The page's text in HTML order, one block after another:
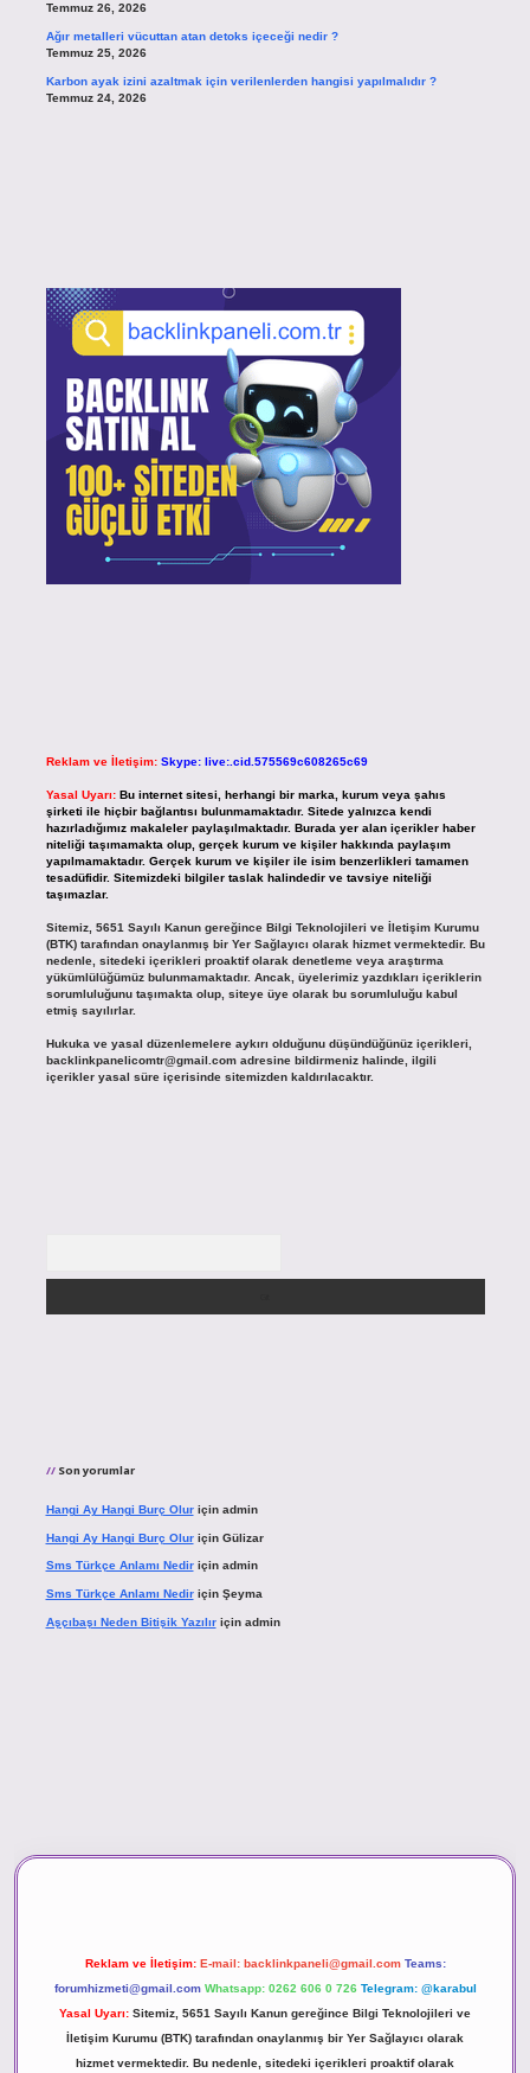
Temmuz 26, 2026
Ağır metalleri vücuttan atan detoks içeceği nedir ?
Temmuz 25, 2026
Karbon ayak izini azaltmak için verilenlerden hangisi yapılmalıdır ?
Temmuz 24, 2026
Reklam ve İletişim: Skype: live:.cid.575569c608265c69
Yasal Uyarı: Bu internet sitesi, herhangi bir marka, kurum veya şahıs
şirketi ile hiçbir bağlantısı bulunmamaktadır. Sitede yalnızca kendi
hazırladığımız makaleler paylaşılmaktadır. Burada yer alan içerikler haber
niteliği taşımamakta olup, gerçek kurum ve kişiler hakkında paylaşım
yapılmamaktadır. Gerçek kurum ve kişiler ile isim benzerlikleri tamamen
tesadüfidir. Sitemizdeki bilgiler taslak halindedir ve tavsiye niteliği
taşımazlar.
Sitemiz, 5651 Sayılı Kanun gereğince Bilgi Teknolojileri ve İletişim Kurumu
(BTK) tarafından onaylanmış bir Yer Sağlayıcı olarak hizmet vermektedir. Bu
nedenle, sitedeki içerikleri proaktif olarak denetleme veya araştırma
yükümlülüğümüz bulunmamaktadır. Ancak, üyelerimiz yazdıkları içeriklerin
sorumluluğunu taşımakta olup, siteye üye olarak bu sorumluluğu kabul
etmiş sayılırlar.
Hukuka ve yasal düzenlemelere aykırı olduğunu düşündüğünüz içerikleri,
backlinkpanelicomtr@gmail.comadresine bildirmeniz halinde, ilgili
içerikler yasal süre içerisinde sitemizden kaldırılacaktır.
Son yorumlar
Hangi Ay Hangi Burç Oluriçin admin
Hangi Ay Hangi Burç Oluriçin Gülizar
Sms Türkçe Anlamı Nediriçin admin
Sms Türkçe Anlamı Nediriçin Şeyma
Aşçıbaşı Neden Bitişik Yazılıriçin admin
Reklam ve İletişim: E-mail: backlinkpaneli@gmail.com Teams:
forumhizmeti@gmail.com Whatsapp: 0262 606 0 726 Telegram: @karabul
Yasal Uyarı: Sitemiz, 5651 Sayılı Kanun gereğince Bilgi Teknolojileri ve
İletişim Kurumu (BTK) tarafından onaylanmış bir Yer Sağlayıcı olarak
hizmet vermektedir. Bu nedenle, sitedeki içerikleri proaktif olarak